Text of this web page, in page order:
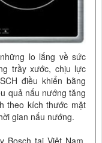
lo lắng về sức
trầy xước, chịu lực
điều khiển bằng
quả nấu nướng tăng
theo kích thước mặt
gian nấu nướng.